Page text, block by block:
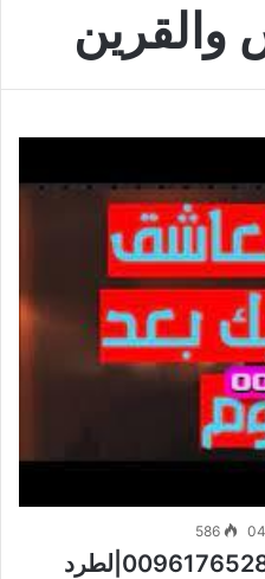
والقرين
586
افضل شيخة روحانية0096176528807|لطرد